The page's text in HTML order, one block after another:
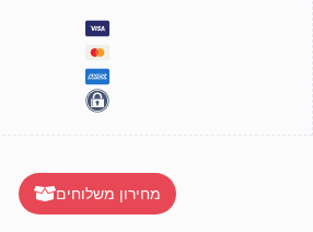
מחירון משלוחים